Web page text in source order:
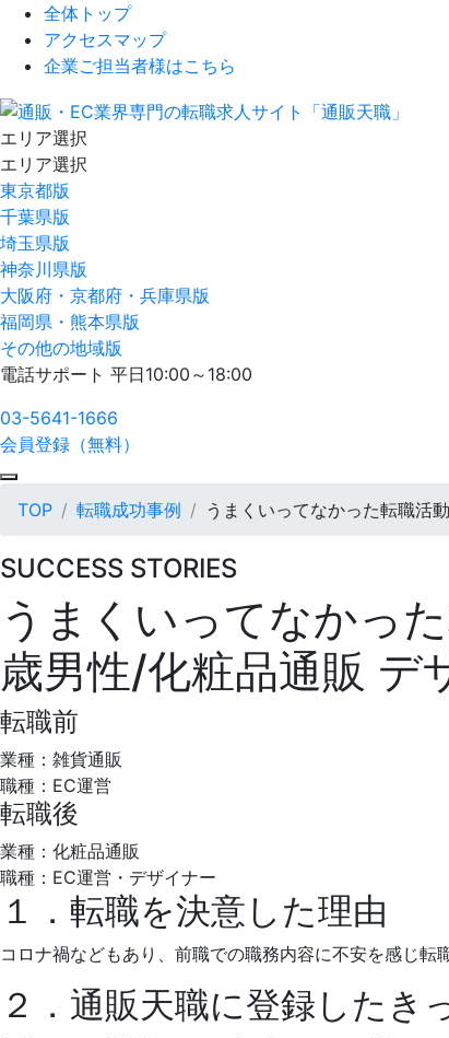
全体トップ
アクセスマップ
企業ご担当者様はこちら
エリア選択
エリア選択
東京都版
千葉県版
埼玉県版
神奈川県版
大阪府・京都府・兵庫県版
福岡県・熊本県版
その他の地域版
電話サポート 平日10:00～18:00
03-5641-1666
会員登録（無料）
TOP 転職成功事例 うまくいってなかった転職活
SUCCESS STORIES
うまくいってなかっ
歳男性/化粧品通販 デ
転職前
業種：雑貨通販
職種：EC運営
転職後
業種：化粧品通販
職種：EC運営・デザイナー
１．転職を決意した理由
コロナ禍などもあり、前職での職務内容に不安を感じ転
２．通販天職に登録したき